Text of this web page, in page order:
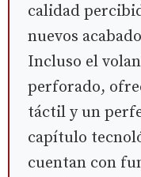
calidad
nuevos
Incluso el
perforado,
táctil y un
capítulo
cuentan con